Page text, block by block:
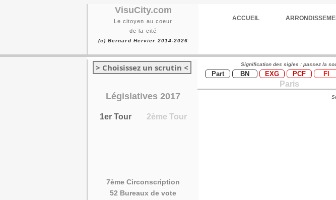
VisuCity.com
Le citoyen au coeur
de la cité
(c) Bernard Hervier 2014-2026
ACCUEIL
> Choisissez un scrutin <
Législatives 2017
1er Tour 2ème Tour
7ème Circonscription
52 Bureaux de vote
Signification des sigles : passez la
Part BN EXG PCF FI
Paris